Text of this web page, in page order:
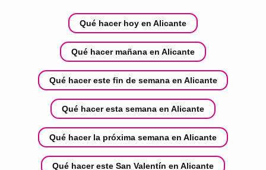
Qué hacer hoy en Alicante
Qué hacer mañana en Alicante
Qué hacer este fin de semana en Alicante
Qué hacer esta semana en Alicante
Qué hacer la próxima semana en Alicante
Qué hacer este San Valentín en Alicante